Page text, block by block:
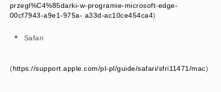
przegl%C4%85darki-w-programie-microsoft-edge-
00cf7943-a9e1-975a- a33d-ac10ce454ca4)
Safari
(https://support.apple.com/pl-pl/guide/safari/sfri11471/mac)